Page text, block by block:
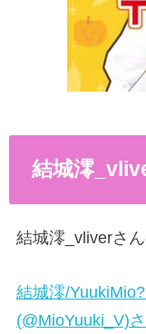
結城澪
結城澪 _vliverさ
結城澪/
(@MioYuuki_V)